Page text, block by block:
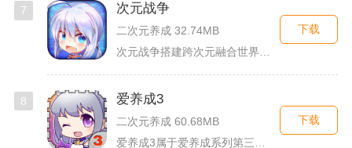
7 次元战争
二次元养成 32.74MB
下载
8 爱养成3
二次元养成 60.68MB
下载